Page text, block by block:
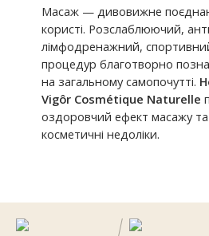
Масаж — дивовижне
користі. Розслаблюючий,
лімфодренажний,
процедур благотворно
на загальному самопочутті.
Vigôr Cosmétique Naturelle
оздоровчий ефект масажу та
косметичні недоліки.